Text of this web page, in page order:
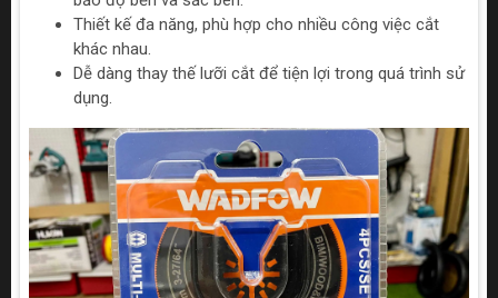
Thiết kế đa năng, phù hợp cho nhiều công việc cắt
khác nhau.
Dễ dàng thay thế lưỡi cắt để tiện lợi trong quá trình sử
dụng.